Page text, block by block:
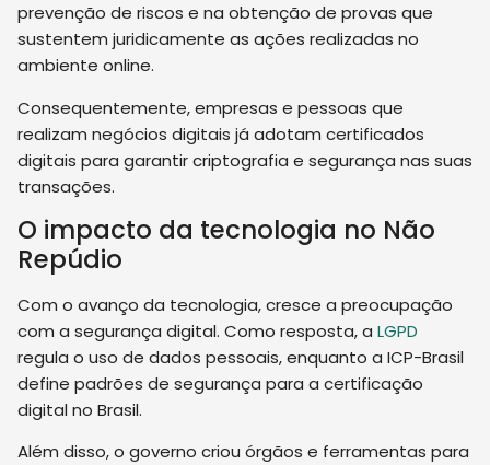
prevenção de riscos e na obtenção de provas que
sustentem juridicamente as ações realizadas no
ambiente online.
Consequentemente, empresas e pessoas que
realizam negócios digitais já adotam certificados
digitais para garantir criptografia e segurança nas suas
transações.
O impacto da tecnologia no Não
Repúdio
Com o avanço da tecnologia, cresce a preocupação
com a segurança digital. Como resposta, a LGPD
regula o uso de dados pessoais, enquanto a ICP-Brasil
define padrões de segurança para a certificação
digital no Brasil.
Além disso, o governo criou órgãos e ferramentas para